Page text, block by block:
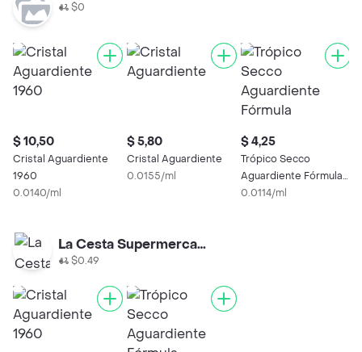
$0
$ 10,50
Cristal Aguardiente
1960
0.0140/ml
$ 5,80
Cristal Aguardiente
0.0155/ml
$ 4,25
Trópico Secco
Aguardiente Fórmula
Original
0.0114/ml
La Cesta Supermercado
$0.49